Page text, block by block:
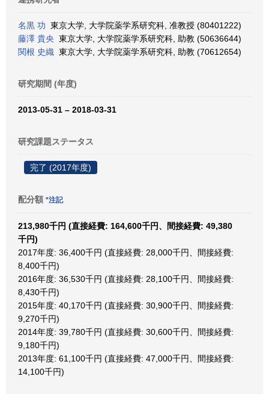
名黒 功 東京大学, 大学院薬学系研究科, 准教授 (80401222)
藤澤 貴央 東京大学, 大学院薬学系研究科, 助教 (50636644)
関根 史織 東京大学, 大学院薬学系研究科, 助教 (70612654)
研究期間 (年度)
2013-05-31 – 2018-03-31
研究課題ステータス
完了 (2017年度)
配分額 *注記
213,980千円 (直接経費: 164,600千円、間接経費: 49,380
千円)
2017年度: 36,400千円 (直接経費: 28,000千円、間接経費:
8,400千円)
2016年度: 36,530千円 (直接経費: 28,100千円、間接経費:
8,430千円)
2015年度: 40,170千円 (直接経費: 30,900千円、間接経費:
9,270千円)
2014年度: 39,780千円 (直接経費: 30,600千円、間接経費:
9,180千円)
2013年度: 61,100千円 (直接経費: 47,000千円、間接経費:
14,100千円)